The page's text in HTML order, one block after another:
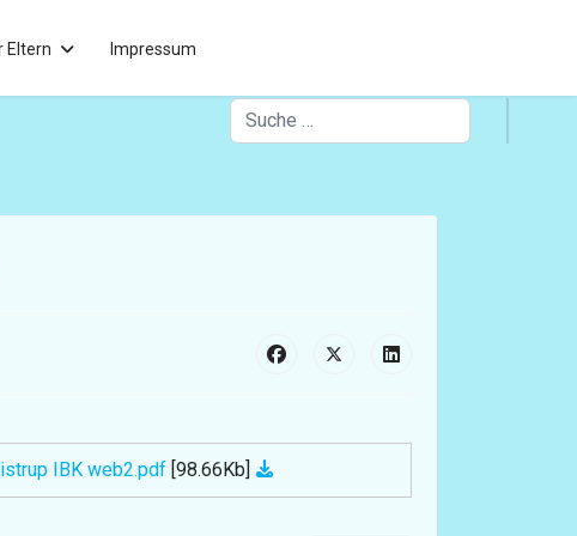
Eltern Impressum
Suchen
IBK web2.pdf [98.66Kb]